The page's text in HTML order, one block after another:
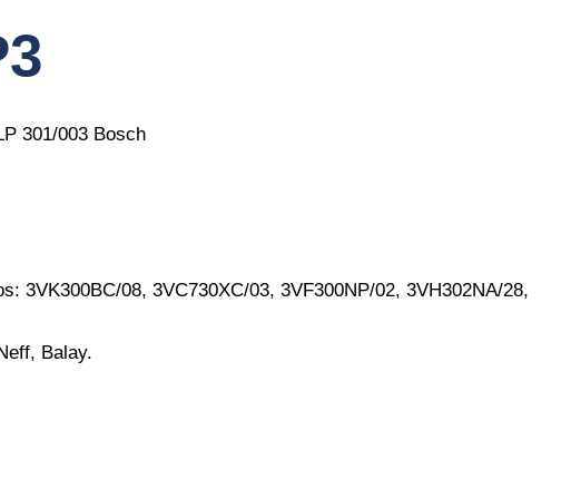
301/003 Bosch
3VK300BC/08, 3VC730XC/03, 3VF300NP/02, 3VH302NA/28,
Balay.